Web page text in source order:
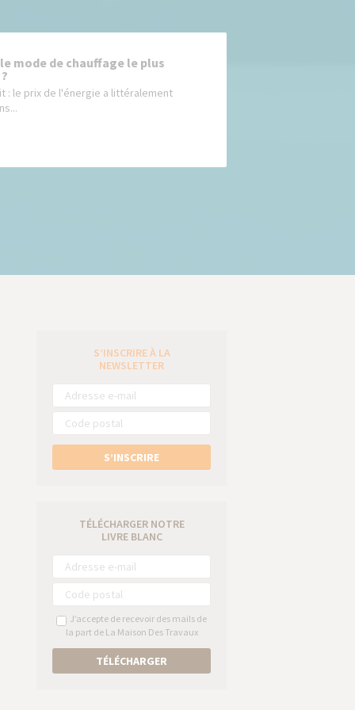
mode de chauffage le plus
: le prix de l'énergie a littéralement
S’INSCRIRE À LA
NEWSLETTER
S’INSCRIRE
TÉLÉCHARGER NOTRE
LIVRE BLANC
J’accepte de recevoir des mails de
la part de La Maison Des Travaux
TÉLÉCHARGER